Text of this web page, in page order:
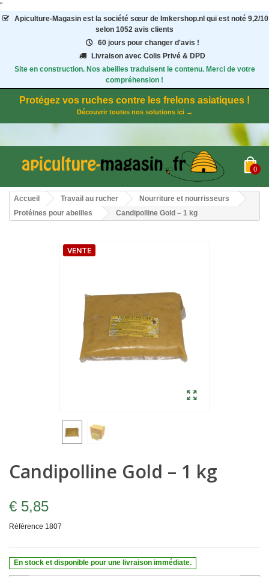
"
Apiculture-Magasinest la société sœur de Imkershop.nl qui est noté 9,2/10
selon 1052 avis clients
60 jours pour changer d'avis !
Livraison avec Colis Privé & DPD
Site en construction. Nos abeilles traduisent le contenu. Merci de votre
compréhension !
Protégez vos ruches contre les frelons asiatiques !
Découvrir toutes nos solutions ici →
0
Accueil Travail au rucher
Nourriture et nourrisseurs
Protéines pour abeilles
Candipolline Gold – 1 kg
VENTE
Candipolline Gold – 1 kg
€ 5,85
Référence 1807
En stock et disponible pour une livraison immédiate.